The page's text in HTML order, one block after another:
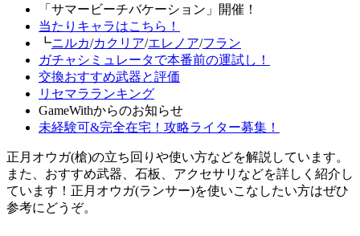
「サマービーチバケーション」開催！
当たりキャラはこちら！
┗ニルカ/カクリア/エレノア/フラン
ガチャシミュレータで本番前の運試し！
交換おすすめ武器と評価
リセマラランキング
GameWithからのお知らせ
未経験可&完全在宅！攻略ライター募集！
正月オウガ(槍)の立ち回りや使い方などを解説しています。
また、おすすめ武器、石板、アクセサリなどを詳しく紹介し
ています！正月オウガ(ランサー)を使いこなしたい方はぜひ
参考にどうぞ。